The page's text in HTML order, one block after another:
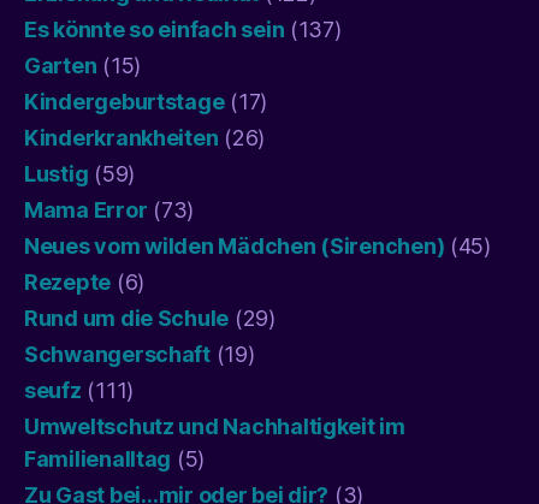
Es könnte so einfach sein (137)
Garten (15)
Kindergeburtstage(17)
Kinderkrankheiten (26)
Lustig (59)
Mama Error (73)
Neues vom wilden Mädchen (Sirenchen) (45)
Rezepte (6)
Rund um die Schule (29)
Schwangerschaft(19)
seufz (111)
Umweltschutz und Nachhaltigkeit im
Familienalltag (5)
Zu Gast bei…mir oder bei dir? (3)